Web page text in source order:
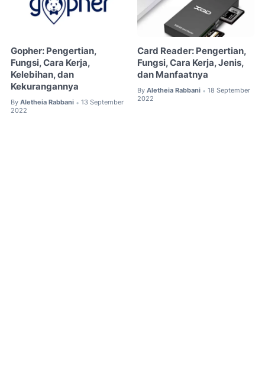
Gopher: Pengertian,
Fungsi, Cara Kerja,
Kelebihan, dan
Kekurangannya
By Aletheia Rabbani • 13 September
2022
Card Reader: Pengertian,
Fungsi, Cara Kerja, Jenis,
dan Manfaatnya
By Aletheia Rabbani • 18 September
2022